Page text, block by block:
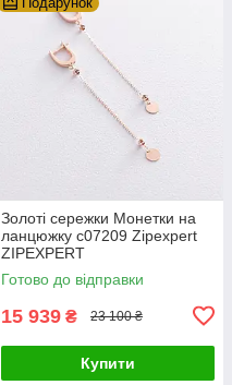
Золоті сережки Монетки на
ланцюжку с07209 Zipexpert
ZIPEXPERT
Готово до відправки
15 939 ₴ 23 100 ₴
Купити